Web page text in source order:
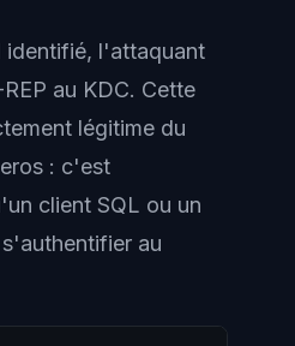
identifié, l'attaquant
au KDC. Cette
légitime du
: c'est
client SQL ou un
au